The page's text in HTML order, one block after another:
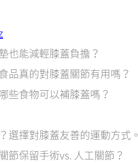
也能減輕膝蓋負擔？
品真的對膝蓋關節有用嗎？
些食物可以補膝蓋嗎？
選擇對膝蓋友善的運動方式。
節保留手術vs. 人工關節？